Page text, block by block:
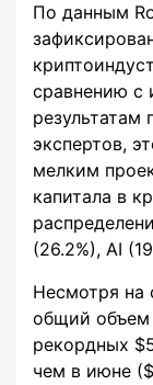
По данным
сравнению с
экспертов,
мелким
капитала в
(26.2%), AI
Несмотря на
общий объем
рекордных
чем в июне